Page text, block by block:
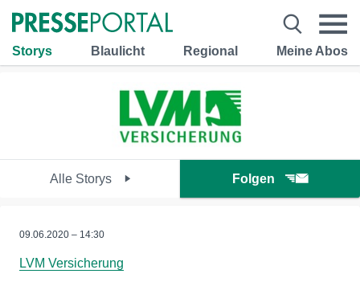
Storys Blaulicht Regional Meine Abos
Alle Storys Folgen
09.06.2020 – 14:30
LVM Versicherung